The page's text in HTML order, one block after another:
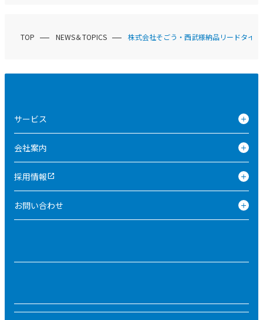
TOP NEWS＆TOPICS 株式会社そごう・西武様納品リードタイ
サービス
会社案内
採用情報open_in_new
お問い合わせ